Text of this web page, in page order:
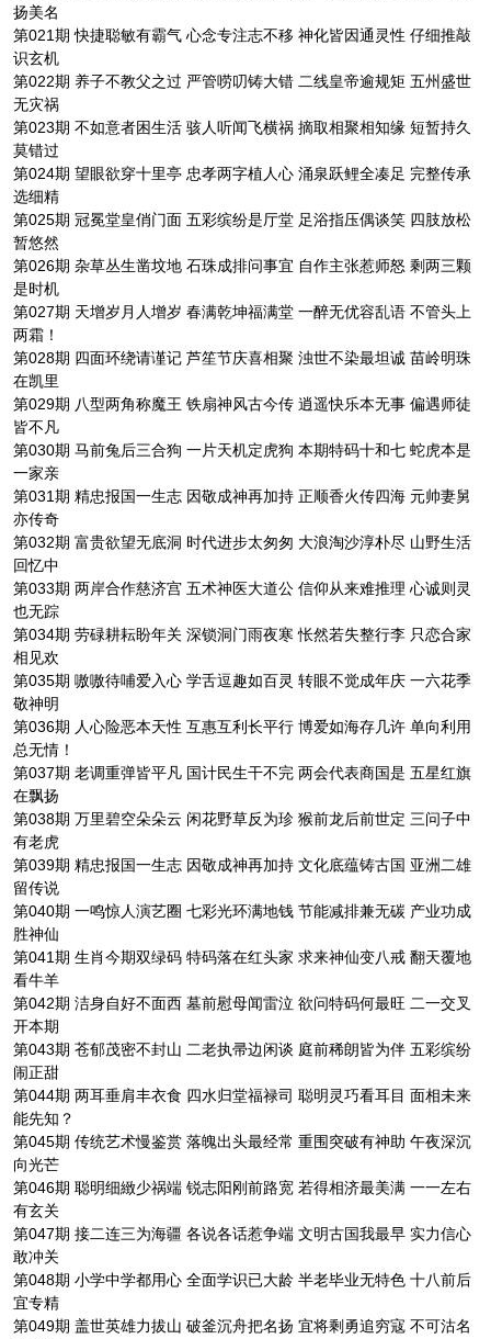
扬美名
第021期 快捷聪敏有霸气 心念专注志不移 神化皆因通灵性 仔细推敲
识玄机
第022期 养子不教父之过 严管唠叨铸大错 二线皇帝逾规矩 五州盛世
无灾祸
第023期 不如意者困生活 骇人听闻飞横祸 摘取相聚相知缘 短暂持久
莫错过
第024期 望眼欲穿十里亭 忠孝两字植人心 涌泉跃鲤全凑足 完整传承
选细精
第025期 冠冕堂皇俏门面 五彩缤纷是厅堂 足浴指压偶谈笑 四肢放松
暂悠然
第026期 杂草丛生凿坟地 石珠成排问事宜 自作主张惹师怒 剩两三颗
是时机
第027期 天增岁月人增岁 春满乾坤福满堂 一醉无优容乱语 不管头上
两霜！
第028期 四面环绕请谨记 芦笙节庆喜相聚 浊世不染最坦诚 苗岭明珠
在凯里
第029期 八型两角称魔王 铁扇神风古今传 逍遥快乐本无事 偏遇师徒
皆不凡
第030期 马前兔后三合狗 一片天机定虎狗 本期特码十和七 蛇虎本是
一家亲
第031期 精忠报国一生志 因敬成神再加持 正顺香火传四海 元帅妻舅
亦传奇
第032期 富贵欲望无底洞 时代进步太匆匆 大浪淘沙淳朴尽 山野生活
回忆中
第033期 两岸合作慈济宫 五术神医大道公 信仰从来难推理 心诚则灵
也无踪
第034期 劳碌耕耘盼年关 深锁洞门雨夜寒 怅然若失整行李 只恋合家
相见欢
第035期 嗷嗷待哺爱入心 学舌逗趣如百灵 转眼不觉成年庆 一六花季
敬神明
第036期 人心险恶本天性 互惠互利长平行 博爱如海存几许 单向利用
总无情！
第037期 老调重弹皆平凡 国计民生干不完 两会代表商国是 五星红旗
在飘扬
第038期 万里碧空朵朵云 闲花野草反为珍 猴前龙后前世定 三问子中
有老虎
第039期 精忠报国一生志 因敬成神再加持 文化底蕴铸古国 亚洲二雄
留传说
第040期 一鸣惊人演艺圈 七彩光环满地钱 节能减排兼无碳 产业功成
胜神仙
第041期 生肖今期双绿码 特码落在红头家 求来神仙变八戒 翻天覆地
看牛羊
第042期 洁身自好不面西 墓前慰母闻雷泣 欲问特码何最旺 二一交叉
开本期
第043期 苍郁茂密不封山 二老执帚边闲谈 庭前稀朗皆为伴 五彩缤纷
闹正甜
第044期 两耳垂肩丰衣食 四水归堂福禄司 聪明灵巧看耳目 面相未来
能先知？
第045期 传统艺术慢鉴赏 落魄出头最经常 重围突破有神助 午夜深沉
向光芒
第046期 聪明细緻少祸端 锐志阳刚前路宽 若得相济最美满 一一左右
有玄关
第047期 接二连三为海疆 各说各话惹争端 文明古国我最早 实力信心
敢冲关
第048期 小学中学都用心 全面学识已大龄 半老毕业无特色 十八前后
宜专精
第049期 盖世英雄力拔山 破釜沉舟把名扬 宜将剩勇追穷寇 不可沽名